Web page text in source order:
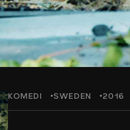
KOMEDI SWEDEN 2016